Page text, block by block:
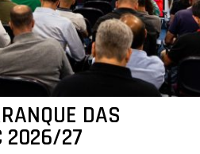
DAS
2026/27